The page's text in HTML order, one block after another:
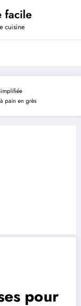
facile
cuisine
pain en grès
pour